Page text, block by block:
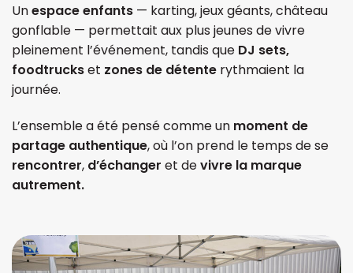
Unespace enfants — karting, jeux géants, château
gonflable — permettait aux plus jeunes de vivre
pleinement l’événement, tandis que DJ sets,
foodtruckset zones de détente rythmaient la
journée.
L’ensemble a été pensé comme un moment de
partage authentique, où l’on prend le temps de se
rencontrer, d’échanger et devivre la marque
autrement.